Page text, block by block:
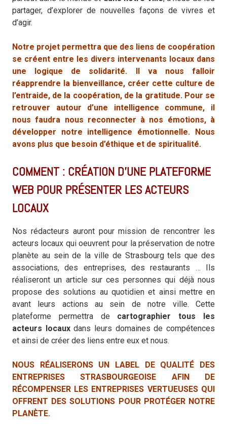
partager, d’explorer de nouvelles façons de vivres et
d’agir.
Notre projet permettra que des liens de coopération
se créent entre les divers intervenants locaux dans
une logique de solidarité. Il va nous falloir
réapprendre la bienveillance, créer cette culture de
l’entraide, de la coopération, de la gratitude. Pour se
retrouver autour d’une intelligence commune, il
nous faudra nous reconnecter à nos émotions, à
développer notre intelligence émotionnelle. Nous
avons plus que besoin d’éthique et de spiritualité.
COMMENT : CRÉATION D’UNE PLATEFORME
WEB POUR PRÉSENTER LES ACTEURS
LOCAUX
Nos rédacteurs auront pour mission de rencontrer les
acteurs locaux qui oeuvrent pour la préservation de notre
planète au sein de la ville de Strasbourg tels que des
associations, des entreprises, des restaurants … Ils
réaliseront un article sur ces personnes qui déjà nous
propose des solutions au quotidien et ainsi mettre en
avant leurs actions au sein de notre ville. Cette
plateforme permettra de cartographier
tous les
acteurs locauxdans leurs domaines de compétences
et ainsi de créer des liens entre eux et nous.
NOUS RÉALISERONS UN LABEL DE QUALITÉ DES
ENTREPRISES STRASBOURGEOISE AFIN DE
RÉCOMPENSER LES ENTREPRISES VERTUEUSES QUI
OFFRENT DES SOLUTIONS POUR PROTÉGER NOTRE
PLANÈTE.